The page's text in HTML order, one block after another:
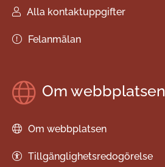
Alla kontaktuppgifter
Felanmälan
Om webbplatsen
Om webbplatsen
Tillgänglighetsredogörelse